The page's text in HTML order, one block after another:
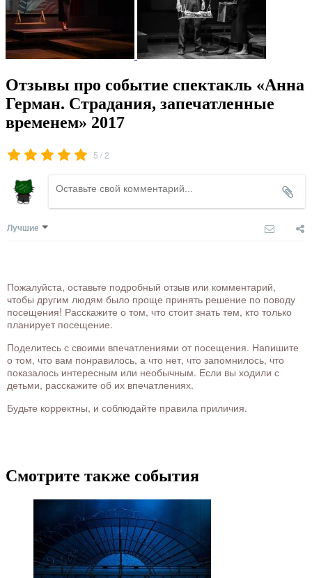
Отзывы про событие спектакль «Анна
Герман. Страдания, запечатленные
временем» 2017
5 /2
Лучшие
Пожалуйста, оставьте подробный отзыв или комментарий,
чтобы другим людям было проще принять решение по поводу
посещения! Расскажите о том, что стоит знать тем, кто только
планирует посещение.
Поделитесь с своими впечатлениями от посещения. Напишите
о том, что вам понравилось, а что нет, что запомнилось, что
показалось интересным или необычным. Если вы ходили с
детьми, расскажите об их впечатлениях.
Будьте корректны, и соблюдайте правила приличия.
Смотрите также события